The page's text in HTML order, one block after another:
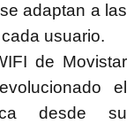
adaptan a las
usuario.
de Movistar
el
desde su